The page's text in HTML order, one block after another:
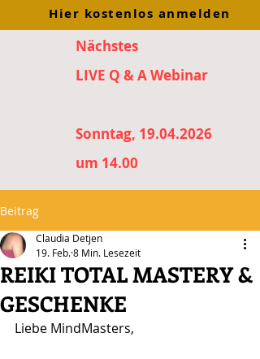
Hier kostenlos anmelden
Nächstes
LIVE Q & A Webinar
Sonntag, 19.04.2026
um 14.00
Beitrag
REIKI TOTAL MASTERY &
GESCHENKE
Claudia Detjen
19. Feb.8 Min. Lesezeit
Liebe MindMasters,